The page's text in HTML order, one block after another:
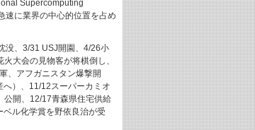
Supercomputing
速に業界の中心的位置を占め
没、3/31 USJ開園、4/26小
大会の見物客が将棋倒し、
、アフガニスタン爆撃開
）、11/12スーパーカミオ
公開、12/17青森県住宅供給
ル化学賞を野依良治が受